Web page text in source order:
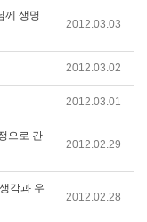
께 생명
2012.03.03
2012.03.02
2012.03.01
으로 간
2012.02.29
각과 우
2012.02.28